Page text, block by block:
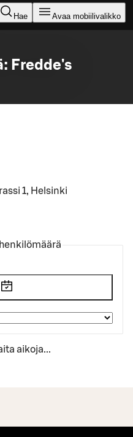
Hae Avaa mobiilivalikko
Fredde's
1, Helsinki
aikoja...